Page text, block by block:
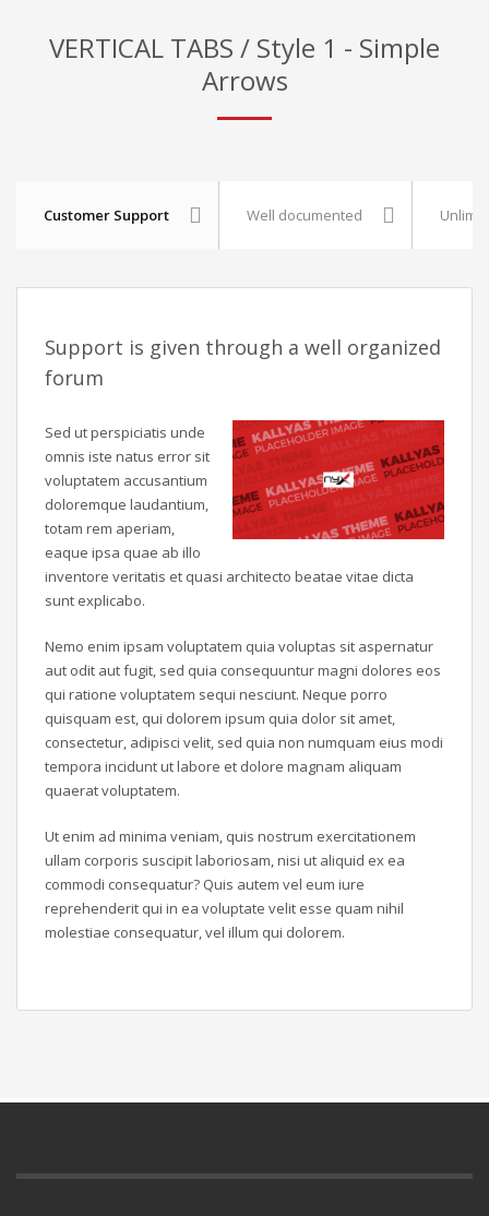
VERTICAL TABS / Style 1 - Simple
Arrows
Customer Support Well documented
Support is given through a well organized
forum
Sed ut perspiciatis unde
omnis iste natus error sit
voluptatem accusantium
doloremque laudantium,
totam rem aperiam,
eaque ipsa quae ab illo
inventore veritatis et quasi architecto beatae vitae dicta
sunt explicabo.
Nemo enim ipsam voluptatem quia voluptas sit aspernatur
aut odit aut fugit, sed quia consequuntur magni dolores eos
qui ratione voluptatem sequi nesciunt. Neque porro
quisquam est, qui dolorem ipsum quia dolor sit amet,
consectetur, adipisci velit, sed quia non numquam eius modi
tempora incidunt ut labore et dolore magnam aliquam
quaerat voluptatem.
Ut enim ad minima veniam, quis nostrum exercitationem
ullam corporis suscipit laboriosam, nisi ut aliquid ex ea
commodi consequatur? Quis autem vel eum iure
reprehenderit qui in ea voluptate velit esse quam nihil
molestiae consequatur, vel illum qui dolorem.